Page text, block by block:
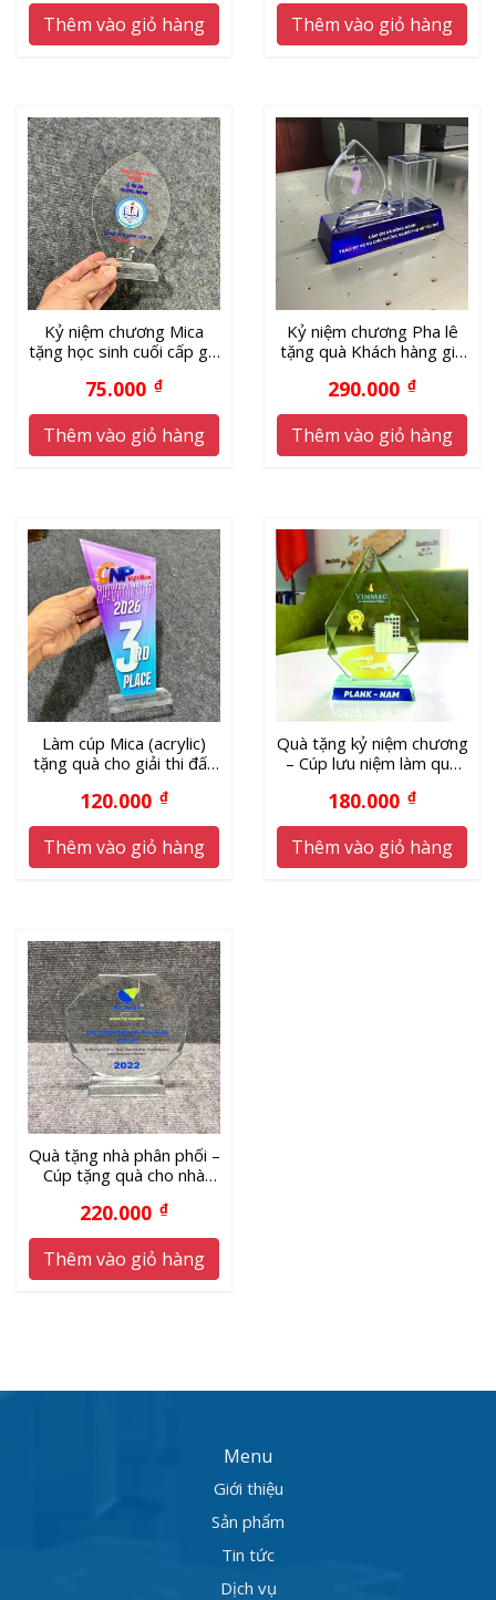
Thêm vào giỏ hàng Thêm vào giỏ hàng
Kỷ niệm chương Mica
tặng học sinh cuối cấp giá
75.000 ₫
Thêm vào giỏ hàng
Kỷ niệm chương Pha lê
tặng quà Khách hàng giá
290.000 ₫
Thêm vào giỏ hàng
Làm cúp Mica (acrylic)
tặng quà cho giải thi đấu
120.000 ₫
Thêm vào giỏ hàng
Quà tặng kỷ niệm chương
– Cúp lưu niệm làm quà
180.000 ₫
Thêm vào giỏ hàng
Quà tặng nhà phân phối –
Cúp tặng quà cho nhà
220.000 ₫
Thêm vào giỏ hàng
Menu
Giới thiệu
Sản phẩm
Tin tức
Dịch vụ